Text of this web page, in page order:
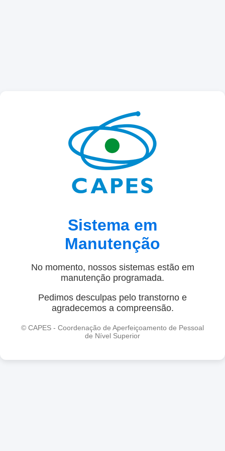
Sistema em
Manutenção
No momento, nossos sistemas estão em
manutenção programada.
Pedimos desculpas pelo transtorno e
agradecemos a compreensão.
© CAPES - Coordenação de Aperfeiçoamento de Pessoal
de Nível Superior